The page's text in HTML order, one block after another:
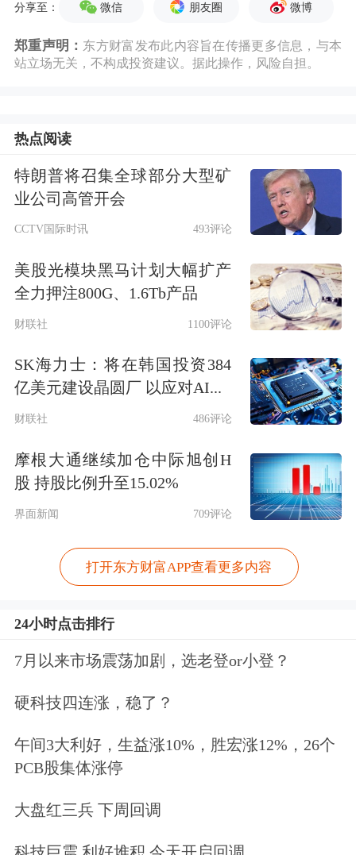
化为企业发展的持久动能。这不仅需要
更好的市场环境，更需要企业主动作
首先，要打造核心技术“强磁场”。企业
制造、商业航天
等前沿领域要敢于投
入、勇于突破，构建难以被复制的护城
河，形成强大的磁吸效应。
建议龙头企业建立研发投入与融资规模
提升、融资扩容的良性循环。
其次，要构建高效治理“净化器”。目
前，在科技创新企业中，处于初创期或
者成长期的企业占比较高。这些企业需
建立健全的现代财务管理体系和内控机
制，确保资金用在刀刃上，避免出现盲
目扩张、低效投资。同时，企业要主动
提升信息披露的透明度和规范性，以诚
最后，要锻造商业价值“转化器”。科技
应用和迭代升级，以优异业绩为后续融
头部企业需充分发挥“链主”作用，助力
分享至： 微信 朋友圈 微博
郑重声明： 东方财富发布此内容旨在传播更多信息，与本
站立场无关，不构成投资建议。据此操作，风险自担。
热点阅读
特朗普将召集全球部分大型矿
业公司高管开会
CCTV国际时讯 493评论
美股光模块黑马计划大幅扩产
全力押注800G、1.6Tb产品
财联社 1100评论
SK海力士：将在韩国投资384
亿美元建设晶圆厂 以应对AI...
财联社 486评论
摩根大通继续加仓中际旭创H
股 持股比例升至15.02%
界面新闻 709评论
打开东方财富APP查看更多内容
24小时点击排行
7月以来市场震荡加剧，选老登or小登？
硬科技四连涨，稳了？
午间3大利好，生益涨10%，胜宏涨12%，26个
PCB股集体涨停
大盘红三兵 下周回调